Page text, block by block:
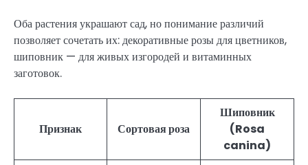
Оба растения украшают сад, но понимание различий
позволяет сочетать их: декоративные розы для цветников,
шиповник — для живых изгородей и витаминных
заготовок.
Признак Сортовая роза
Шиповник
(Rosa
canina)